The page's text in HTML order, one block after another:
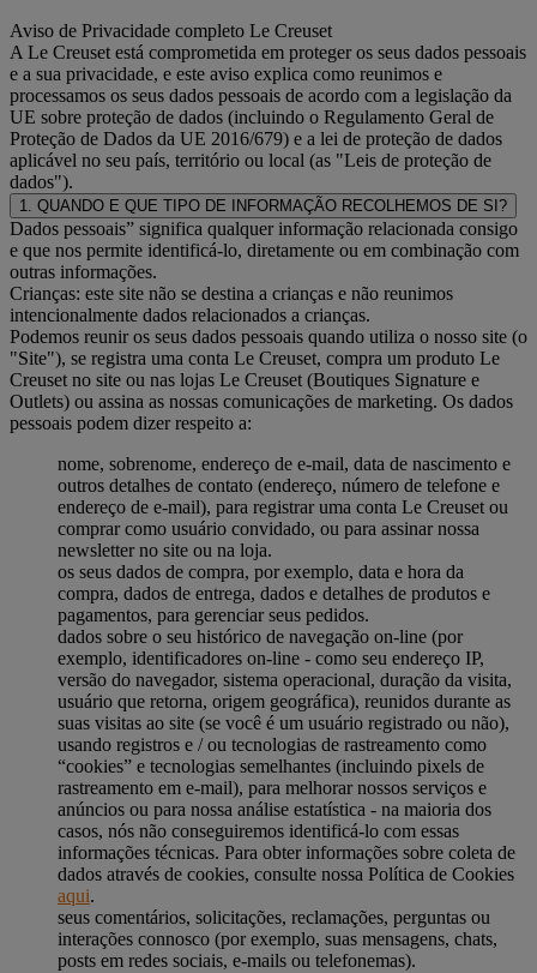
Aviso de Privacidade completo Le Creuset
A Le Creuset está comprometida em proteger os seus dados pessoais
e a sua privacidade, e este aviso explica como reunimos e
processamos os seus dados pessoais de acordo com a legislação da
UE sobre proteção de dados (incluindo o Regulamento Geral de
Proteção de Dados da UE 2016/679) e a lei de proteção de dados
aplicável no seu país, território ou local (as "Leis de proteção de
dados").
1. QUANDO E QUE TIPO DE INFORMAÇÃO RECOLHEMOS DE SI?
Dados pessoais” significa qualquer informação relacionada consigo
e que nos permite identificá-lo, diretamente ou em combinação com
outras informações.
Crianças: este site não se destina a crianças e não reunimos
intencionalmente dados relacionados a crianças.
Podemos reunir os seus dados pessoais quando utiliza o nosso site (o
"Site"), se registra uma conta Le Creuset, compra um produto Le
Creuset no site ou nas lojas Le Creuset (Boutiques Signature e
Outlets) ou assina as nossas comunicações de marketing. Os dados
pessoais podem dizer respeito a:
nome, sobrenome, endereço de e-mail, data de nascimento e
outros detalhes de contato (endereço, número de telefone e
endereço de e-mail), para registrar uma conta Le Creuset ou
comprar como usuário convidado, ou para assinar nossa
newsletter no site ou na loja.
os seus dados de compra, por exemplo, data e hora da
compra, dados de entrega, dados e detalhes de produtos e
pagamentos, para gerenciar seus pedidos.
dados sobre o seu histórico de navegação on-line (por
exemplo, identificadores on-line - como seu endereço IP,
versão do navegador, sistema operacional, duração da visita,
usuário que retorna, origem geográfica), reunidos durante as
suas visitas ao site (se você é um usuário registrado ou não),
usando registros e / ou tecnologias de rastreamento como
“cookies” e tecnologias semelhantes (incluindo pixels de
rastreamento em e-mail), para melhorar nossos serviços e
anúncios ou para nossa análise estatística - na maioria dos
casos, nós não conseguiremos identificá-lo com essas
informações técnicas. Para obter informações sobre coleta de
dados através de cookies, consulte nossa Política de Cookies
aqui.
seus comentários, solicitações, reclamações, perguntas ou
interações connosco (por exemplo, suas mensagens, chats,
posts em redes sociais, e-mails ou telefonemas).